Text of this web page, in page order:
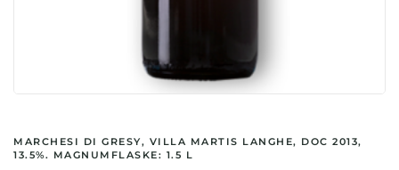
MARCHESI DI GRESY, VILLA MARTIS LANGHE, DOC 2013,
13.5%. MAGNUMFLASKE: 1.5 L